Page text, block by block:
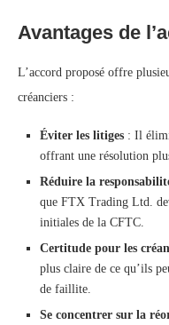
Avantages de
L’accord proposé offre
créanciers :
Éviter les litiges : Il
offrant une résolution
Réduire la
que FTX Trading Ltd.
initiales de la CFTC.
Certitude pour les
plus claire de ce qu’ils
de faillite.
Se concentrer sur la